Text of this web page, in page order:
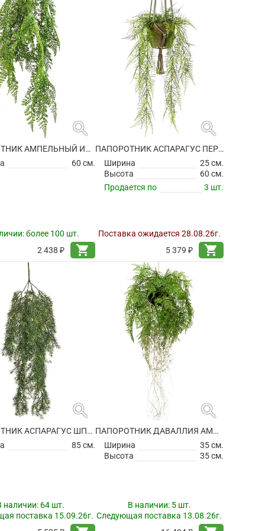
search
ПАПОРОТНИК АМПЕЛЬНЫЙ ИСКУССТВЕННЫЙ
60 см.
более 100 шт.
2 438 ₽
shopping_cart
search
ПАПОРОТНИК АСПАРАГУС ПЕРИСТЫЙ АМПЕЛЬНЫЙ В ПОДВЕСНОМ ГОРШКЕ ИСКУССТВЕННЫЙ
Ширина
25 см.
Высота
60 см.
Продается по
3 шт.
Поставка ожидается 28.08.26г.
5 379 ₽
shopping_cart
search
ПАПОРОТНИК АСПАРАГУС ШПРЕНГЕРА АМПЕЛЬНЫЙ ИСКУССТВЕННЫЙ
85 см.
наличии: 64 шт.
поставка 15.09.26г.
search
ПАПОРОТНИК ДАВАЛЛИЯ АМПЕЛЬНЫЙ ИСКУССТВЕННЫЙ
Ширина
35 см.
Высота
35 см.
В наличии: 5 шт.
Следующая поставка 13.08.26г.